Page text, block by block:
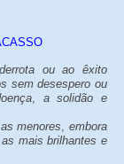
ou ao êxito
sem desespero ou
, a solidão e
menores, embora
mais brilhantes e